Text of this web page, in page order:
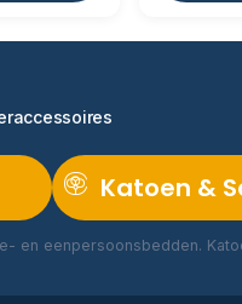
Katoen &
en eenpersoonsbedden.